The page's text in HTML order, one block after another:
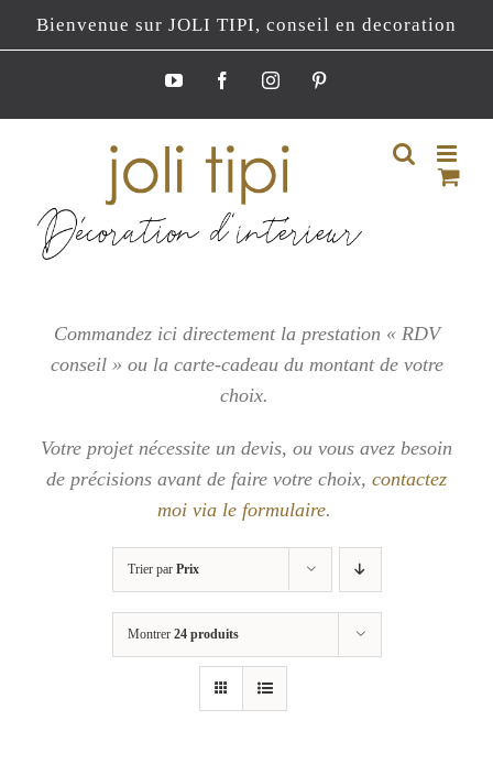
Passer
au
Bienvenue sur JOLI TIPI, conseil en decoration
YouTubeFacebookInstagramPinterest
Commandez ici directement la prestation « RDV
conseil » ou la carte-cadeau du montant de votre
choix.
Votre projet nécessite un devis, ou vous avez besoin
de précisions avant de faire votre choix, contactez
moi via le formulaire.
Trier par Prix
Montrer 24 produits